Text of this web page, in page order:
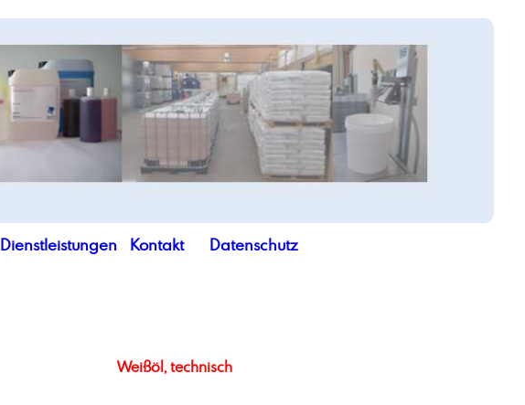
Dienstleistungen Kontakt Datenschutz
Weißöl, technisch